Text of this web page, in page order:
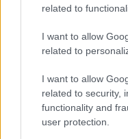
related to
I want to allow
related to
I want to allow
related to security,
functionality and
user protection.
Cumuli di
Incendi in
furgoni: le